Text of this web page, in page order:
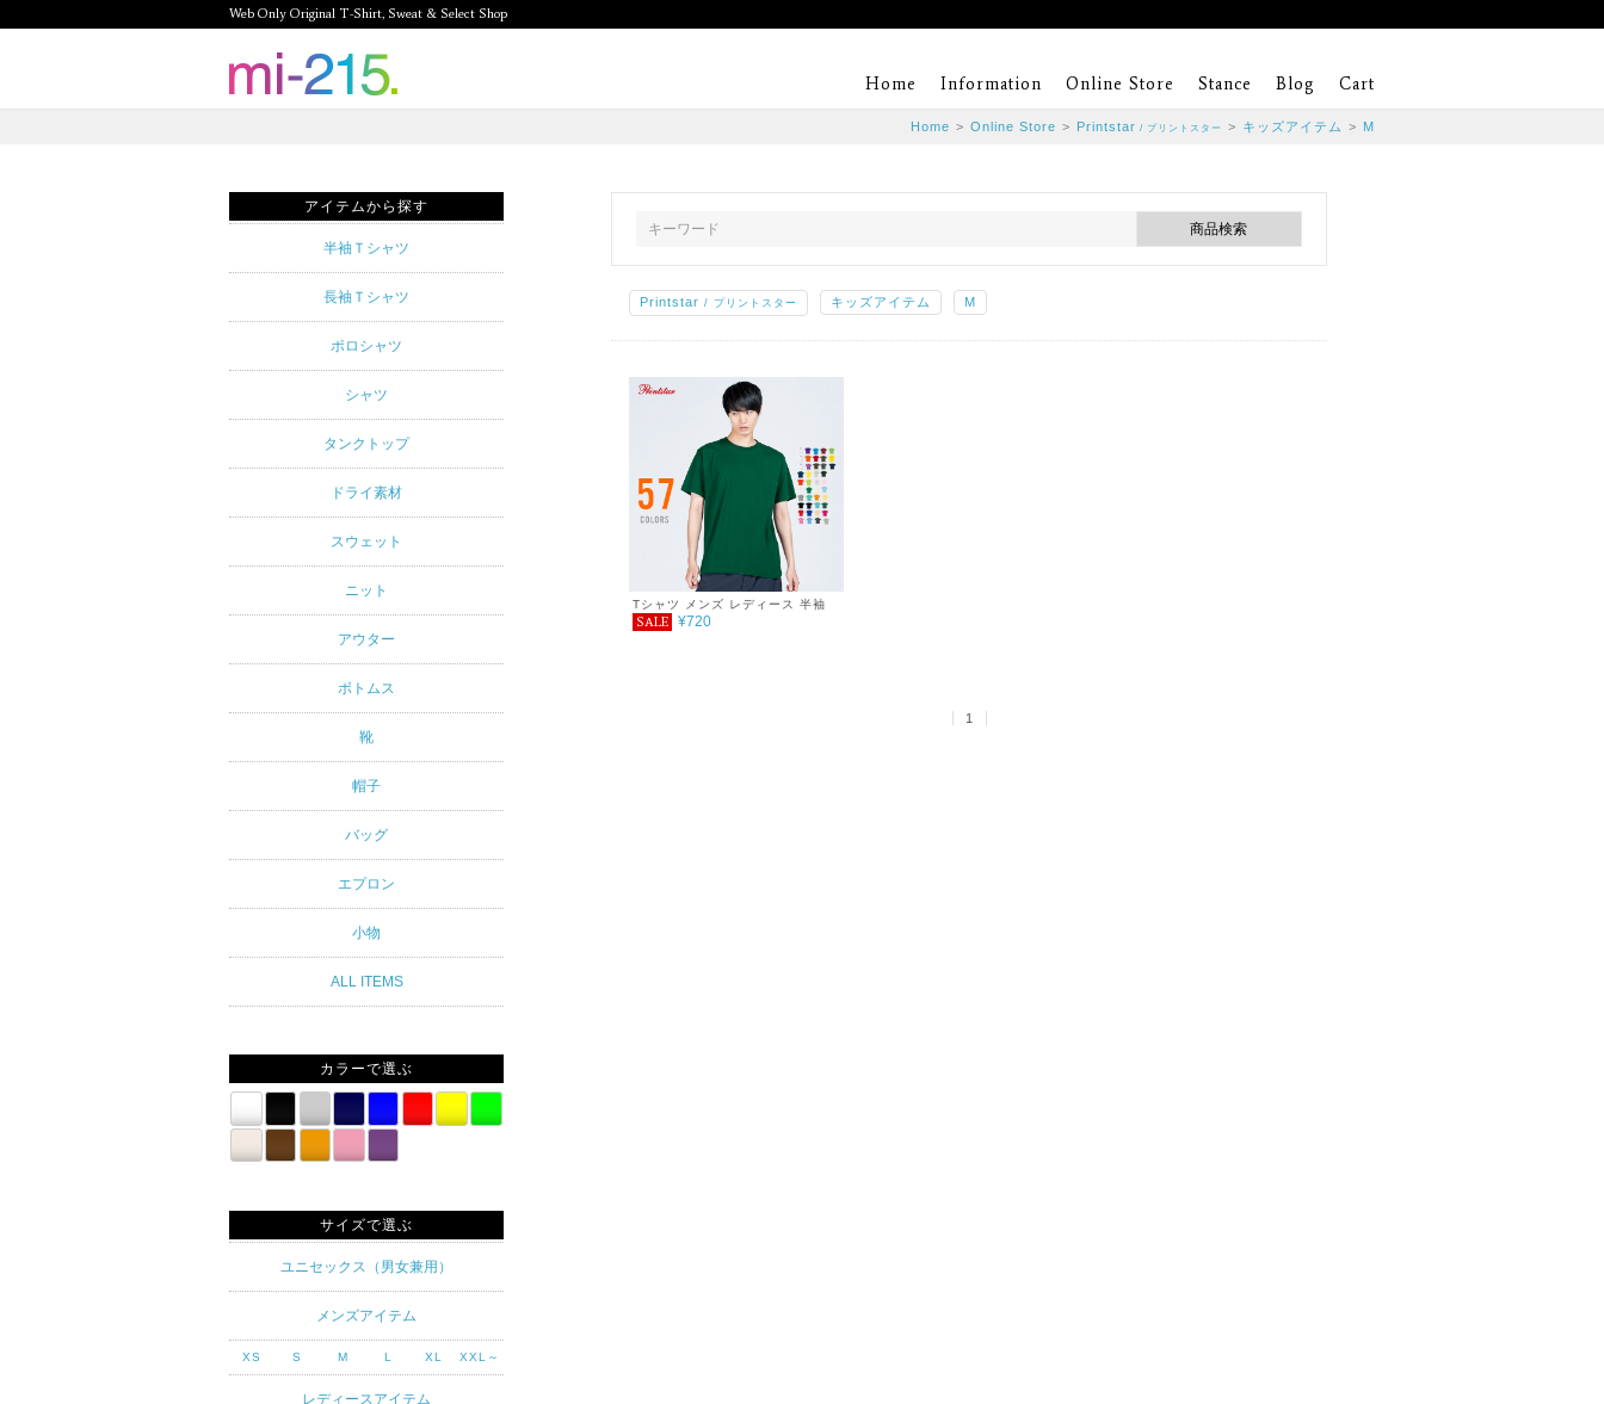
Web Only Original T-Shirt, Sweat & Select Shop
mi-215.
Original T-
Sweat &
Select
Shop mi-
215. Tシャ
ツを中心と
したカジュ
アルスタイ
ルブランド
専門通販
Home Information Online Store Stance Blog Cart
Home > Online Store > Printstar / プリントスター > キッズアイテム > M
Printstar / プリントスター キッズアイテム M
Tシャツ メンズ レディース 半袖
5.6oz ヘビーウェイトTシャツ
SALE ¥720
1
アイテムから探す
半袖Ｔシャツ
長袖Ｔシャツ
ポロシャツ
シャツ
タンクトップ
ドライ素材
スウェット
ニット
アウター
ボトムス
靴
帽子
バッグ
エプロン
小物
ALL ITEMS
カラーで選ぶ
サイズで選ぶ
ユニセックス（男女兼用）
メンズアイテム
XS S M L XL XXL～
レディースアイテム